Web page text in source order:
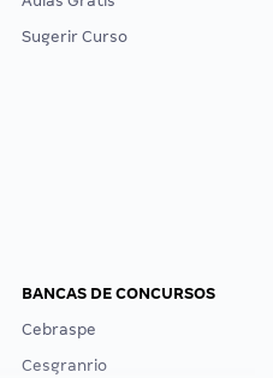
Sugerir Curso
BANCAS DE CONCURSOS
Cebraspe
Cesgranrio